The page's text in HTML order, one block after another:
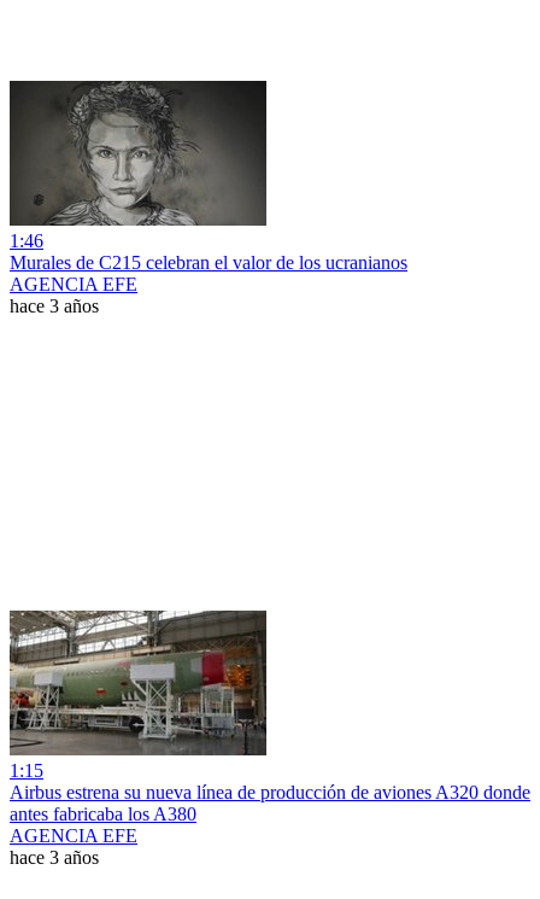
1:46
Murales de C215 celebran el valor de los ucranianos
AGENCIA EFE
hace 3 años
1:15
Airbus estrena su nueva línea de producción de aviones A320 donde
antes fabricaba los A380
AGENCIA EFE
hace 3 años